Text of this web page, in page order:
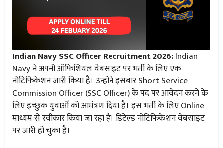
Indian Navy SSC Officer Recruitment 2026:Indian
Navy ने अपनी ऑफिशियल वेबसाइट पर भर्ती के लिए एक
नोटिफिकेशन जारी किया है। उन्होंने इसबार Short Service
Commission Officer (SSC Officer) के पद पर आवेदन करने के
लिए इच्छुक युवाओं को आमंत्रण दिया है। इस भर्ती के लिए Online
माध्यम से स्वीकार किया जा रहा है। डिटेल्ड नोटिफिकेशन वेबसाइट
पर जारी हो चुका है।